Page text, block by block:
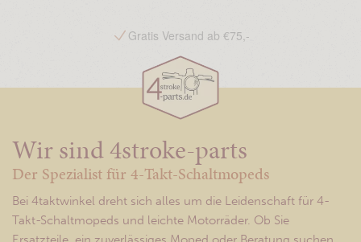
Gratis Versand ab €75,-
Wir sind 4stroke-parts
Der Spezialist für 4-Takt-Schaltmopeds
Bei 4taktwinkel dreht sich alles um die Leidenschaft für 4-
Takt-Schaltmopeds und leichte Motorräder. Ob Sie